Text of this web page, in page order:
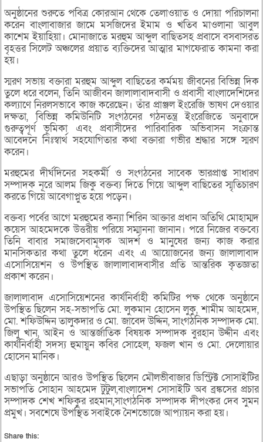
অনুষ্ঠানের শুরুতে পবিত্র কোরআন থেকে তেলাওয়াত ও দোয়া পরিচালনা
করেন বাংলাবাজার জামে মসজিদের ইমাম ও খতিব মাওলানা আবুল
কাশেম ইয়াহিয়া। মোনাজাতে মরহুম আব্দুল বাছিতসহ প্রবাসে বসবাসরত
বৃহত্তর সিলেট অঞ্চলের প্রয়াত ব্যক্তিদের আত্মার মাগফেরাত কামনা করা
হয়।
স্মরণ সভায় বক্তারা মরহুম আব্দুল বাছিতের কর্মময় জীবনের বিভিন্ন দিক
তুলে ধরে বলেন, তিনি আজীবন জালালাবাদবাসী ও প্রবাসী বাংলাদেশিদের
কল্যাণে নিরলসভাবে কাজ করেছেন। তাঁর প্রাঞ্জল ইংরেজি ভাষণ দেওয়ার
দক্ষতা, বিভিন্ন কমিউনিটি সংগঠনের গঠনতন্ত্র ইংরেজিতে অনুবাদে
গুরুত্বপূর্ণ ভূমিকা এবং প্রবাসীদের পারিবারিক অভিবাসন সংক্রান্ত
আবেদনে নিঃস্বার্থ সহযোগিতার কথা বক্তারা গভীর শ্রদ্ধার সঙ্গে স্মরণ
করেন।
মরহুমের দীর্ঘদিনের সহকর্মী ও সংগঠনের সাবেক ভারপ্রাপ্ত সাধারণ
সম্পাদক নূরে আলম জিকু বক্তব্য দিতে গিয়ে আব্দুল বাছিতের স্মৃতিচারণ
করতে গিয়ে আবেগাপ্লুত হয়ে পড়েন।
বক্তব্য পর্বের আগে মরহুমের কন্যা শিরিন আক্তার প্রধান অতিথি মোহাম্মদ
কয়েস আহমেদকে উত্তরীয় পরিয়ে সম্মাননা জানান। পরে নিজের বক্তব্যে
তিনি বাবার সমাজসেবামূলক আদর্শ ও মানুষের জন্য কাজ করার
মানসিকতার কথা তুলে ধরেন এবং এ আয়োজনের জন্য জালালাবাদ
এসোসিয়েশন ও উপস্থিত জালালাবাদবাসীর প্রতি আন্তরিক কৃতজ্ঞতা
প্রকাশ করেন।
জালালাবাদ এসোসিয়েশনের কার্যনির্বাহী কমিটির পক্ষ থেকে অনুষ্ঠানে
উপস্থিত ছিলেন সহ-সভাপতি মো. লুকমান হোসেন লুকু, শামীম আহমেদ,
মো. শফিউদ্দিন তালুকদার ও মো. জাবেদ উদ্দিন, সাংগঠনিক সম্পাদক মো.
জিলু খান, আইন ও আন্তর্জাতিক বিষয়ক সম্পাদক বুরহান উদ্দীন এবং
কার্যনির্বাহী সদস্য হুমায়ুন কবির সোহেল, ফজল খান ও মো. দেলোয়ার
হোসেন মানিক।
এছাড়া অনুষ্ঠানে আরও উপস্থিত ছিলেন মৌলভীবাজার ডিস্ট্রিক্ট সোসাইটির
সভাপতি সোহান আহমেদ টুটুল,বাংলাদেশ সোসাইটি অব ব্রঙ্কসের প্রচার
সম্পাদক শেখ শফিকুর রহমান,সাংগঠনিক সম্পাদক দীপংকর দেব সুমন
প্রমুখ। সবশেষে উপস্থিত সবাইকে নৈশভোজে আপ্যায়ন করা হয়।
Share this: